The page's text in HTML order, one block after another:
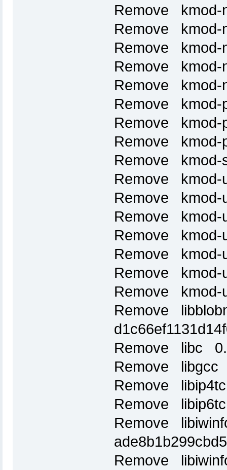
Remove
Remove
Remove
Remove kmod-
Remove kmod-
Remove
Remove
Remove
Remove
Remove kmod-
Remove kmod-
Remove kmod-
Remove kmod-
Remove kmod-
Remove kmod-
Remove
Remove
Remove libc
Remove libgcc
Remove
Remove
Remove
Remove